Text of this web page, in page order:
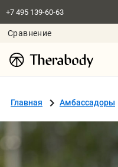
+7 495 139-60-63
Сравнение
Главная Амбассадоры